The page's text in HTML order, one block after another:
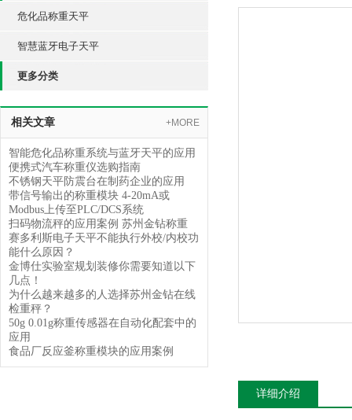
危化品称重天平
智慧蓝牙电子天平
更多分类
相关文章 +MORE
智能危化品称重系统与蓝牙天平的应用
便携式汽车称重仪选购指南
不锈钢天平防震台在制药企业的应用
带信号输出的称重模块 4-20mA或
Modbus上传至PLC/DCS系统
扫码物流秤的应用案例 苏州金钻称重
赛多利斯电子天平不能执行外校/内校功
能什么原因？
金博仕实验室规划装修你需要知道以下
几点！
为什么越来越多的人选择苏州金钻在线
检重秤？
50g 0.01g称重传感器在自动化配套中的
应用
食品厂反应釜称重模块的应用案例
详细介绍